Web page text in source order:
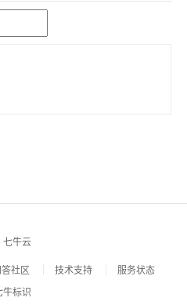
牛云
社区 技术支持
服务状态
牛标识